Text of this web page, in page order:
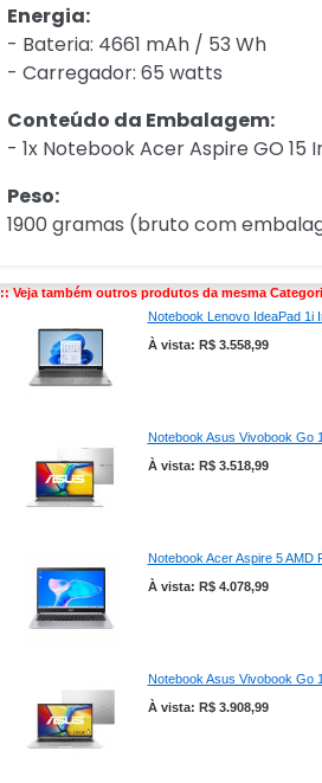
Energia:
- Bateria: 4661 mAh / 53 Wh
- Carregador: 65 watts
Conteúdo da Embalagem:
- 1x Notebook Acer Aspire GO 15
Peso:
1900 gramas (bruto com
:: Veja também outros produtos da mesma
Notebook Lenovo IdeaPad 1i
À vista: R$ 3.558,99
Notebook Asus Vivobook Go
À vista: R$ 3.518,99
Notebook Acer Aspire 5 AMD
À vista: R$ 4.078,99
Notebook Asus Vivobook Go
À vista: R$ 3.908,99